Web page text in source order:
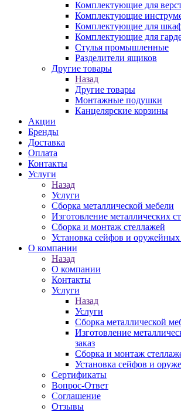
Комплектующие для
Комплектующие
Комплектующие для
Комплектующие для
Стулья промышленные
Разделители ящиков
Другие товары
Назад
Другие товары
Монтажные подушки
Канцелярские корзины
Акции
Бренды
Доставка
Оплата
Контакты
Услуги
Назад
Услуги
Сборка металлической мебели
Изготовление металлических
Сборка и монтаж стеллажей
Установка сейфов и
О компании
Назад
О компании
Контакты
Услуги
Назад
Услуги
Сборка металлической
Изготовление
заказ
Сборка и монтаж
Установка сейфов и
Сертификаты
Вопрос-Ответ
Соглашение
Отзывы